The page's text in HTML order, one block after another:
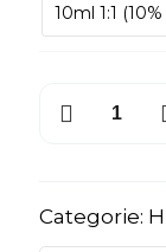
10ml 1:1
aantal
Categorie: